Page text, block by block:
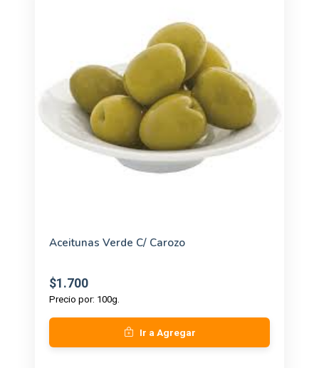
Aceitunas Verde C/ Carozo
$1.700
Precio por: 100g.
Ir a Agregar